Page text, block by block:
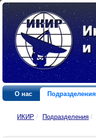
О нас Подразделения
ИКИР / Подразделения /